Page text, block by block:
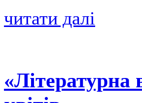
читати далі
«Літературна